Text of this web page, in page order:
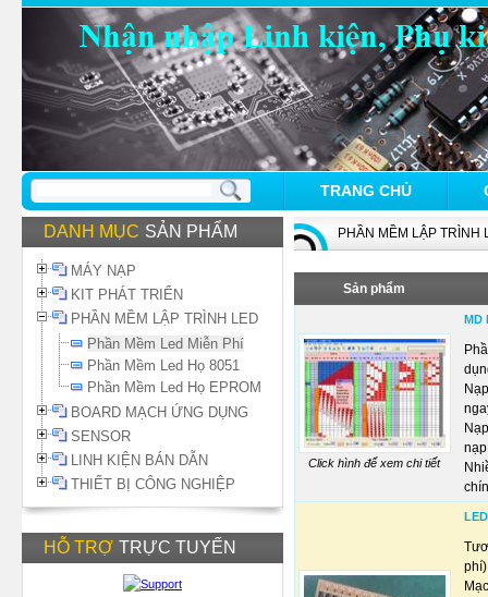
TRANG CHỦ
DANH MỤC SẢN PHẨM
MÁY NẠP
KIT PHÁT TRIỂN
PHẦN MỀM LẬP TRÌNH LED
Phần Mềm Led Miễn Phí
Phần Mềm Led Họ 8051
Phần Mềm Led Họ EPROM
BOARD MẠCH ỨNG DỤNG
SENSOR
LINH KIỆN BÁN DẪN
THIẾT BỊ CÔNG NGHIỆP
HỖ TRỢ TRỰC TUYẾN
PHẦN MỀM LẬP TRÌNH
Sản phẩm
Click hình để xem chi tiết
MD
phí)